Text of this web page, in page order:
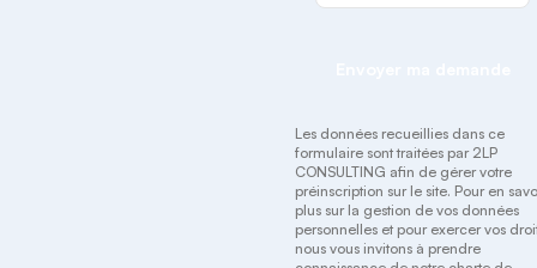
Les données recueillies dans ce
formulaire sont traitées par 2LP
CONSULTING afin de gérer votre
préinscription sur le site. Pour en
plus sur la gestion de vos données
personnelles et pour exercer vos
nous vous invitons à prendre